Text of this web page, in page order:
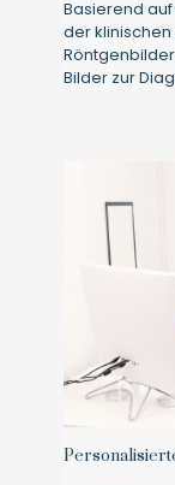
Basierend
der
Bilder zur